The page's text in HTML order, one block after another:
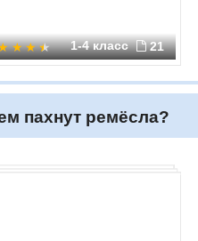
1-4 класс 21
пахнут ремёсла?